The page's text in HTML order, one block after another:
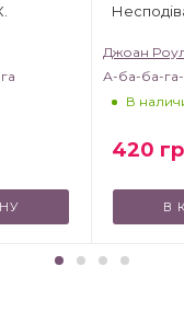
Джоан
А-ба-ба-
В
420
В